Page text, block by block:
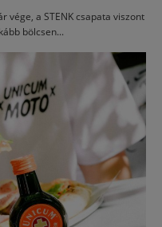
vége, a STENK csapata viszont
bölcsen...